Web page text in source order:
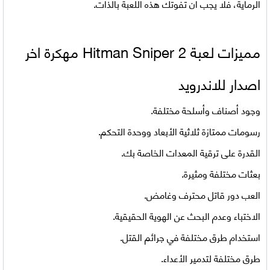
مميزات لعبة Hitman Sniper 2 مهكرة اخر
اصدار للاندرويد
وجود أصناف وأسلحة مختلفة.
رسومات ممتازة ثلاثية الأبعاد ووحدة التحكم.
القدرة على ترقية المعدات الخاصة بك.
بعثات مختلفة ومثيرة.
العب دور قاتل محترف وغامض.
الاختباء وعدم البحث عن الهوية الحقيقية.
استخدام طرق مختلفة في جرائم القتل.
طرق مختلفة لتدمير الأعداء.